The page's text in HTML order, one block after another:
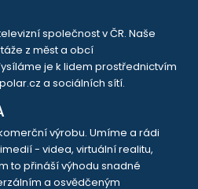
společnost v ČR. Naše
z měst a obcí
je k lidem prostřednictvím
a sociálních sítí.
výrobu. Umíme a rádi
- videa, virtuální realitu,
to přináší výhodu snadné
a osvědčeným